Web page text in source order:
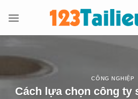
qua
CÔNG NGHIỆP
Cách lựa chọn công ty